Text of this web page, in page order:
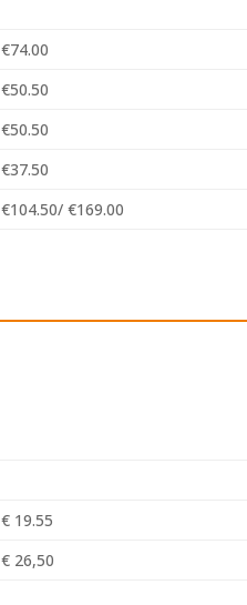
€74.00
€50.50
€50.50
€37.50
€104.50/ €169.00
€ 19.55
€ 26,50